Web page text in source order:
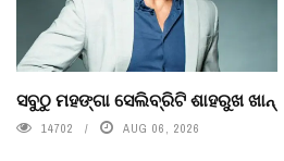
ସବୁଠୁ ମହଙ୍ଗା ସେଲିବ୍ରିଟି ଶାହରୁଖ ଖାନ୍
14702 AUG 06, 2026